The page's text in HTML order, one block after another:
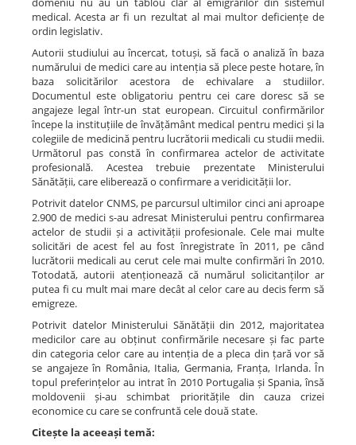
medical. Acesta ar fi un rezultat al mai multor deficiențe de
ordin legislativ.
Autorii studiului au încercat, totuși, să facă o analiză în baza
numărului de medici care au intenția să plece peste hotare, în
baza solicitărilor acestora de echivalare a studiilor.
Documentul este obligatoriu pentru cei care doresc să se
angajeze legal într-un stat european. Circuitul confirmărilor
începe la instituțiile de învățământ medical pentru medici și la
colegiile de medicină pentru lucrătorii medicali cu studii medii.
Următorul pas constă în confirmarea actelor de activitate
profesională. Acestea trebuie prezentate Ministerului
Sănătății, care eliberează o confirmare a veridicității lor.
Potrivit datelor CNMS, pe parcursul ultimilor cinci ani aproape
2.900 de medici s-au adresat Ministerului pentru confirmarea
actelor de studii și a activității profesionale. Cele mai multe
solicitări de acest fel au fost înregistrate în 2011, pe când
lucrătorii medicali au cerut cele mai multe confirmări în 2010.
Totodată, autorii atenționează că numărul solicitanților ar
putea fi cu mult mai mare decât al celor care au decis ferm să
emigreze.
Potrivit datelor Ministerului Sănătății din 2012, majoritatea
medicilor care au obținut confirmările necesare și fac parte
din categoria celor care au intenția de a pleca din țară vor să
se angajeze în România, Italia, Germania, Franța, Irlanda. În
topul preferințelor au intrat în 2010 Portugalia și Spania, însă
moldovenii și-au schimbat prioritățile din cauza crizei
economice cu care se confruntă cele două state.
Citește la aceeași temă: